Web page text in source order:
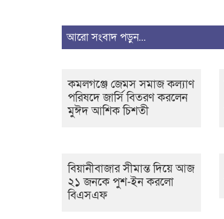
আরো সংবাদ পড়ুন...
কমলগঞ্জে জেমস সমাজ কল্যাণ
পরিষদে জার্সি বিতরণ করলেন
মুঈদ আশিক চিশতী
বিয়ানীবাজার সীমান্ত দিয়ে আজ
২১ জনকে পুশ-ইন করলো
বিএসএফ